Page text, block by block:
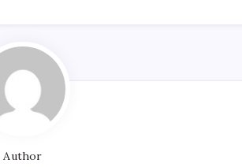
Author